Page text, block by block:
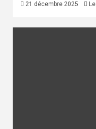
21 décembre 2025